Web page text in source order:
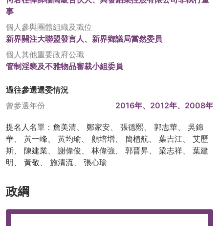
事
個人參與團體組織及職位
新界關注大聯盟發言人、新界鄉議局當然委員
個人其他重要政府公職
管制淫褻及不雅物品審裁小組委員
過往參選選委情況
曾參選年份
2016年、2012年、2008年
提名人名單：詹美清、 鄭家安、 張德熙、 郭志華、 吳錦
華、 黃一峰、 黃均瑜、 顏培增、 簡植航、 葉吉江、 艾歷
斯、 陳建業、 謝偉俊、 林偉強、 郭晋昇、 梁志祥、 葉建
明、 黃敬、 施清流、 張心瑜
政綱